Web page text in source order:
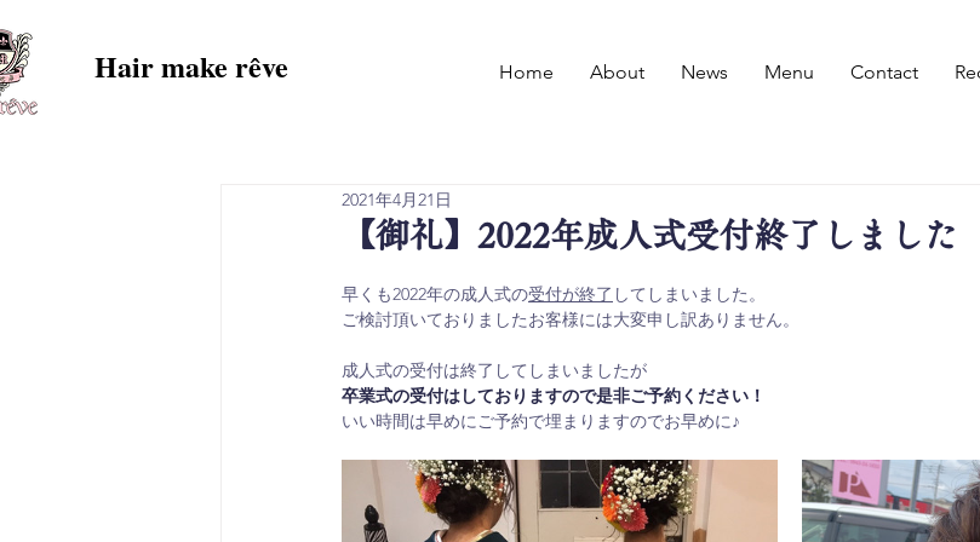
Hair make rêve Home About News Menu Contact
【御礼】2022年成人式受付終了しました
2021年4月21日
早くも2022年の成人式の受付が終了 してしまいました。
ご検討頂いておりましたお客様には大変申し訳ありません。
成人式の受付は終了してしまいましたが
卒業式の受付はしておりますので是非ご予約ください！
いい時間は早めにご予約で埋まりますのでお早めに♪